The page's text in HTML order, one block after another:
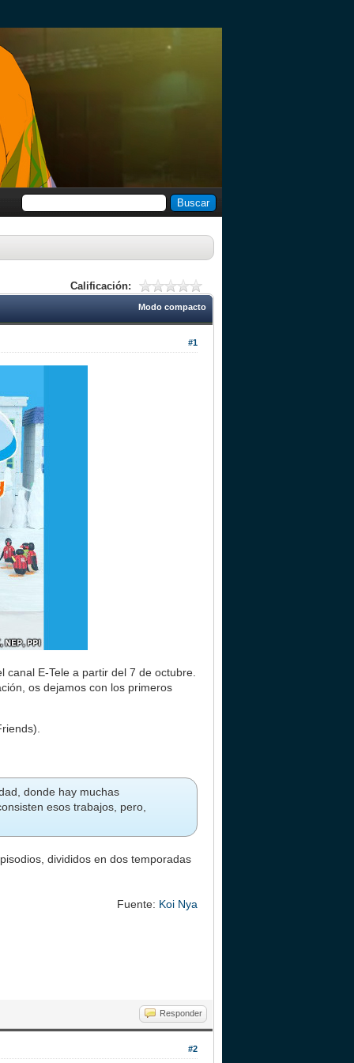
Calificación:
Modo compacto
#1
E-Tele a partir del 7 de octubre.
os dejamos con los primeros
donde hay muchas
esos trabajos, pero,
divididos en dos temporadas
Fuente: Koi Nya
Responder
#2